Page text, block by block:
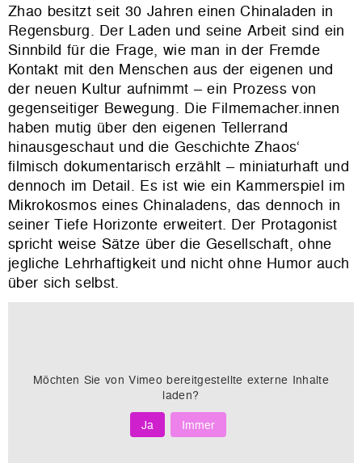
Zhao besitzt seit 30 Jahren einen Chinaladen in
Regensburg. Der Laden und seine Arbeit sind ein
Sinnbild für die Frage, wie man in der Fremde
Kontakt mit den Menschen aus der eigenen und
der neuen Kultur aufnimmt – ein Prozess von
gegenseitiger Bewegung. Die Filmemacher.innen
haben mutig über den eigenen Tellerrand
hinausgeschaut und die Geschichte Zhaos‘
filmisch dokumentarisch erzählt – miniaturhaft und
dennoch im Detail. Es ist wie ein Kammerspiel im
Mikrokosmos eines Chinaladens, das dennoch in
seiner Tiefe Horizonte erweitert. Der Protagonist
spricht weise Sätze über die Gesellschaft, ohne
jegliche Lehrhaftigkeit und nicht ohne Humor auch
über sich selbst.
Möchten Sie vonVimeo bereitgestellte externe Inhalte
laden?
Ja
Immer